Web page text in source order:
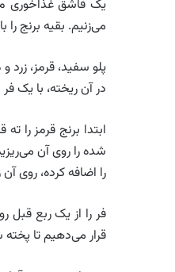
یک قاشق غذاخوری
می‌زنیم. بقیه برنج
پلو سفید، قرمز،
در آن ریخته، با یک
ابتدا برنج قرمز را
شده را روی آن
را اضافه کرده، روی
قرار می‌دهیم تا